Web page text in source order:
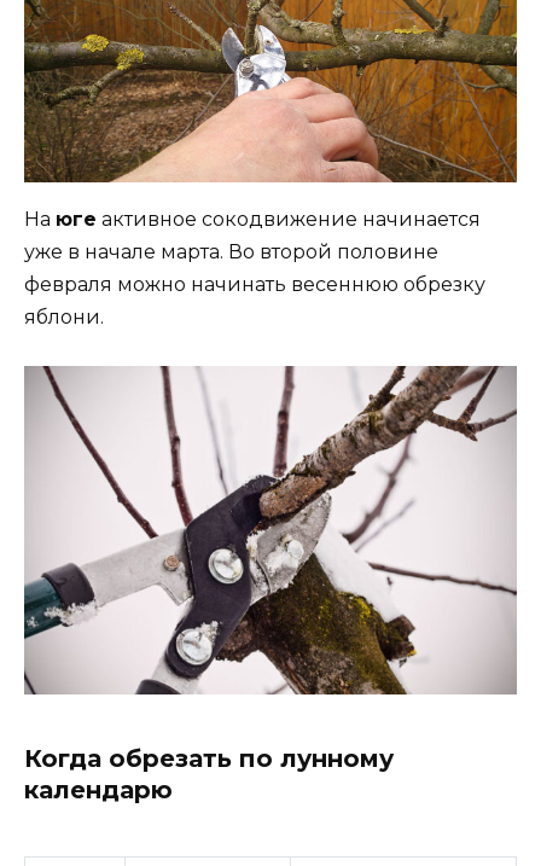
На юге активное сокодвижение начинается
уже в начале марта. Во второй половине
февраля можно начинать весеннюю обрезку
яблони.
Когда обрезать по лунному
календарю